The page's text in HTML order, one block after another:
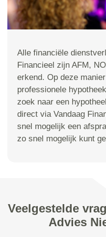
Alle financiële
Financieel zijn AFM,
erkend. Op deze
professionele
zoek naar een
direct via Vandaag
snel mogelijk een
zo snel mogelijk kunt
Veelgestelde
Advies